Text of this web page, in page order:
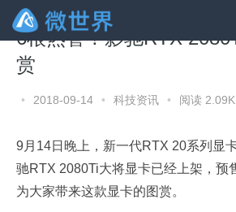
6根热管！影驰RTX
赏
• 2018-09-14 • 科技资讯 • 阅读 2.09K
9月14日晚上，新一代RTX 20系列显
驰RTX 2080Ti大将显卡已经上架，预
为大家带来这款显卡的图赏。